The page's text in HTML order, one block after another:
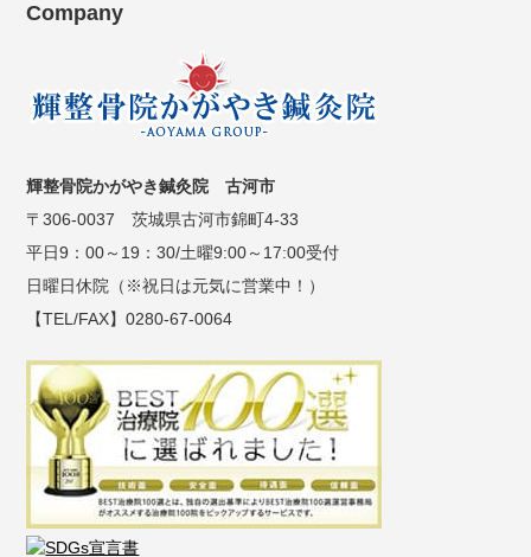
Company
輝整骨院かがやき鍼灸院 古河市
〒306-0037 茨城県古河市錦町4-33
平日9：00～19：30/土曜9:00～17:00受付
日曜日休院（※祝日は元気に営業中！）
【TEL/FAX】0280-67-0064